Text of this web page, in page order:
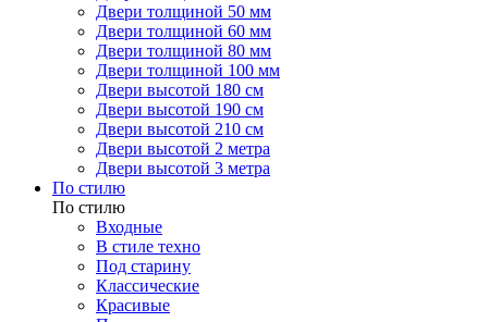
Двери толщиной 50 мм
Двери толщиной 60 мм
Двери толщиной 80 мм
Двери толщиной 100 мм
Двери высотой 180 см
Двери высотой 190 см
Двери высотой 210 см
Двери высотой 2 метра
Двери высотой 3 метра
По стилю
По стилю
Входные
В стиле техно
Под старину
Классические
Красивые